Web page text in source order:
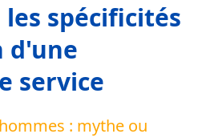
spécificités
d'une
service
: mythe ou